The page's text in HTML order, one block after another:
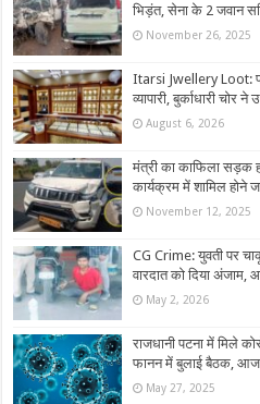
भिड़ंत, सेना के 2 जवान
November 26, 2025
Itarsi Jwellery Loot:
व्यापारी, बुर्काधारी चोर
August 6, 2026
मंत्री का काफिला सड़क
कार्यक्रम में शामिल होने
November 12, 2025
CG Crime: युवती पर
वारदात को दिया अंजाम,
May 2, 2026
राजधानी पटना में मिले
फानन में बुलाई बैठक, आज
May 27, 2025